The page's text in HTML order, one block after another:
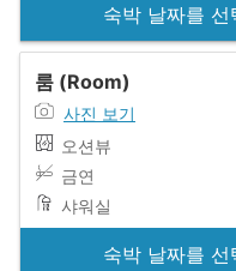
숙박 날짜를
룸 (Room)
사진 보기
오션뷰
금연
샤워실
숙박 날짜를